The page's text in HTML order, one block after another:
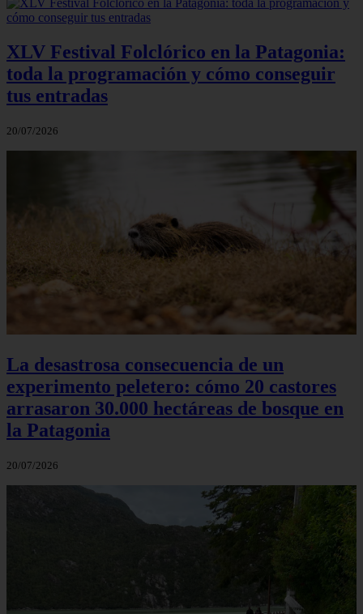
XLV Festival Folclórico en la Patagonia:
toda la programación y cómo conseguir
tus entradas
20/07/2026
La desastrosa consecuencia de un
experimento peletero: cómo 20 castores
arrasaron 30.000 hectáreas de bosque en
la Patagonia
20/07/2026